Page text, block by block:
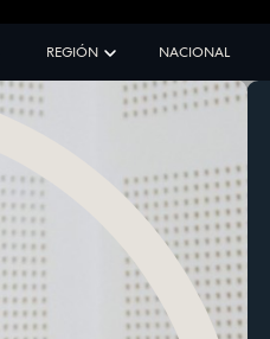
REGIÓN NACIONAL